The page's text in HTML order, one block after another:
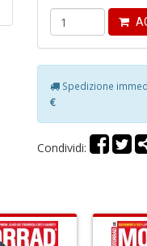
Spedizione
€
Condividi: